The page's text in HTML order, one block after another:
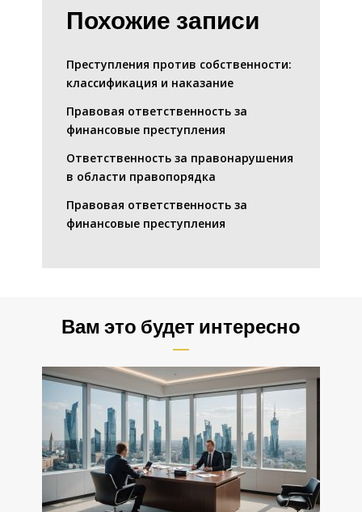
Похожие записи
Преступления против собственности:
классификация и наказание
Правовая ответственность за
финансовые преступления
Ответственность за правонарушения
в области правопорядка
Правовая ответственность за
финансовые преступления
Вам это будет интересно